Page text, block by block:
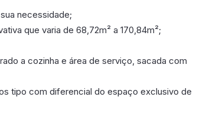
necessidade;
que varia de 68,72m² a 170,84m²;
a cozinha e área de serviço, sacada com
tipo com diferencial do espaço exclusivo de